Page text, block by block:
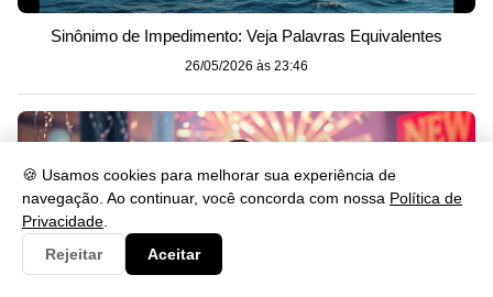
🍪 Usamos cookies para melhorar sua experiência de
navegação. Ao continuar, você concorda com nossa Política de
Privacidade
Rejeitar
Aceitar
Sinônimo de Impedimento: Veja Palavras Equivalentes
26/05/2026 às 23:46